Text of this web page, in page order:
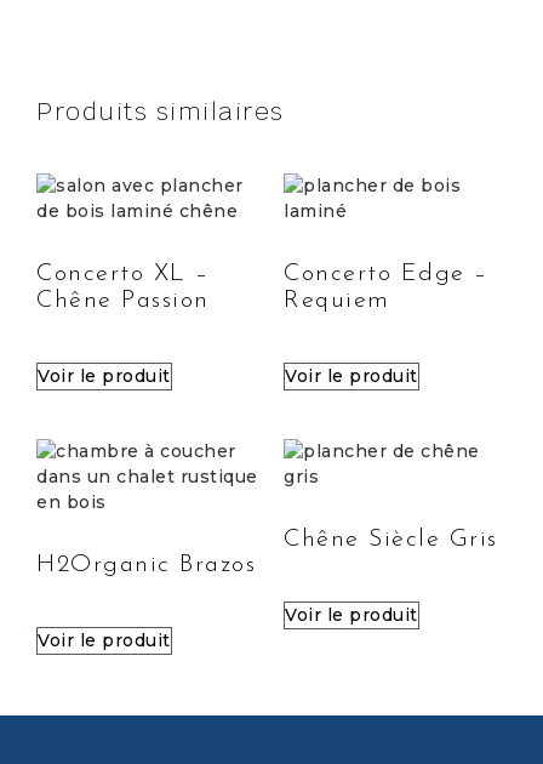
Produits similaires
Concerto XL –
Chêne Passion
Voir le produit
Concerto Edge –
Requiem
Voir le produit
H2Organic Brazos
Voir le produit
Chêne Siècle Gris
Voir le produit